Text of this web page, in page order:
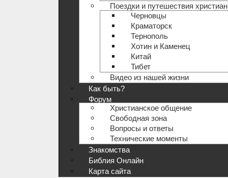
Поездки и путешествия христиан
Черновцы
Краматорск
Тернополь
Хотин и Каменец
Китай
Тибет
Видео из нашей жизни
Как быть?
Форум
Христианское общение
Свободная зона
Вопросы и ответы
Технические моменты
Знакомства
Библия Онлайн
Карта сайта